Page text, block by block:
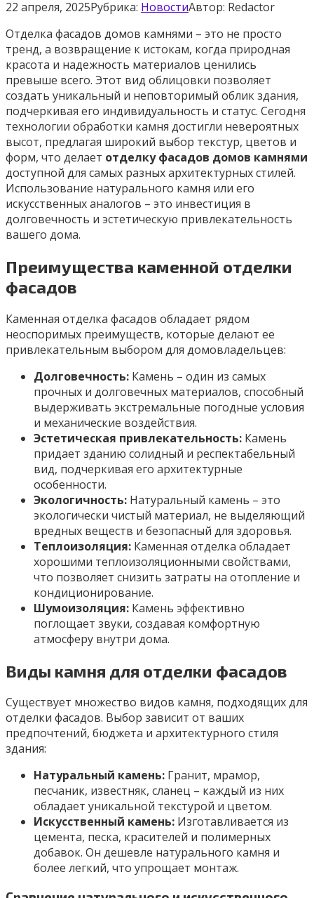
22 апреля, 2025Рубрика: НовостиАвтор: Redactor
Отделка фасадов домов камнями – это не просто
тренд, а возвращение к истокам, когда природная
красота и надежность материалов ценились
превыше всего. Этот вид облицовки позволяет
создать уникальный и неповторимый облик здания,
подчеркивая его индивидуальность и статус. Сегодня
технологии обработки камня достигли невероятных
высот, предлагая широкий выбор текстур, цветов и
форм, что делает отделку фасадов домов камнями
доступной для самых разных архитектурных стилей.
Использование натурального камня или его
искусственных аналогов – это инвестиция в
долговечность и эстетическую привлекательность
вашего дома.
Преимущества каменной отделки
фасадов
Каменная отделка фасадов обладает рядом
неоспоримых преимуществ, которые делают ее
привлекательным выбором для домовладельцев:
Долговечность: Камень – один из самых
прочных и долговечных материалов, способный
выдерживать экстремальные погодные условия
и механические воздействия.
Эстетическая привлекательность: Камень
придает зданию солидный и респектабельный
вид, подчеркивая его архитектурные
особенности.
Экологичность: Натуральный камень – это
экологически чистый материал, не выделяющий
вредных веществ и безопасный для здоровья.
Теплоизоляция: Каменная отделка обладает
хорошими теплоизоляционными свойствами,
что позволяет снизить затраты на отопление и
кондиционирование.
Шумоизоляция: Камень эффективно
поглощает звуки, создавая комфортную
атмосферу внутри дома.
Виды камня для отделки фасадов
Существует множество видов камня, подходящих для
отделки фасадов. Выбор зависит от ваших
предпочтений, бюджета и архитектурного стиля
здания:
Натуральный камень: Гранит, мрамор,
песчаник, известняк, сланец – каждый из них
обладает уникальной текстурой и цветом.
Искусственный камень: Изготавливается из
цемента, песка, красителей и полимерных
добавок. Он дешевле натурального камня и
более легкий, что упрощает монтаж.